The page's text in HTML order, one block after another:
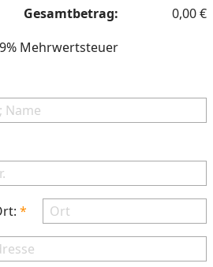
Gesamtbetrag: 0,00€
Mehrwertsteuer